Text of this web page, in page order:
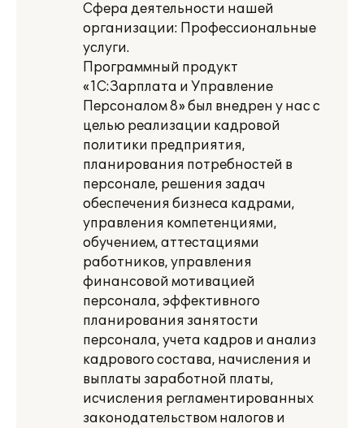
Сфера деятельности нашей
организации: Профессиональные
услуги.
Программный продукт
«1С:Зарплата и Управление
Персоналом 8» был внедрен у нас с
целью реализации кадровой
политики предприятия,
планирования потребностей в
персонале, решения задач
обеспечения бизнеса кадрами,
управления компетенциями,
обучением, аттестациями
работников, управления
финансовой мотивацией
персонала, эффективного
планирования занятости
персонала, учета кадров и анализ
кадрового состава, начисления и
выплаты заработной платы,
исчисления регламентированных
законодательством налогов и